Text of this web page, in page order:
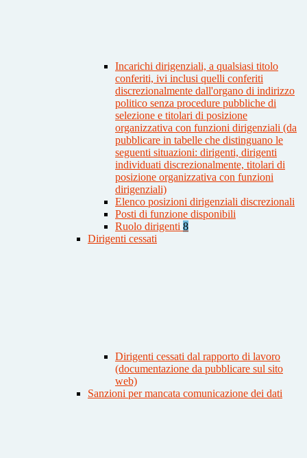
Incarichi dirigenziali, a qualsiasi titolo
conferiti, ivi inclusi quelli conferiti
discrezionalmente dall'organo di indirizzo
politico senza procedure pubbliche di
selezione e titolari di posizione
organizzativa con funzioni dirigenziali (da
pubblicare in tabelle che distinguano le
seguenti situazioni: dirigenti, dirigenti
individuati discrezionalmente, titolari di
posizione organizzativa con funzioni
dirigenziali)
Elenco posizioni dirigenziali discrezionali
Posti di funzione disponibili
Ruolo dirigenti 8
Dirigenti cessati
Dirigenti cessati dal rapporto di lavoro
(documentazione da pubblicare sul sito
web)
Sanzioni per mancata comunicazione dei dati